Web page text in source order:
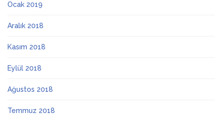
Ocak 2019
Aralık 2018
Kasım 2018
Eylül 2018
Ağustos 2018
Temmuz 2018